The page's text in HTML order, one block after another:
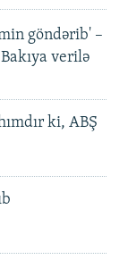
göndərib' –
verilə
ki, ABŞ